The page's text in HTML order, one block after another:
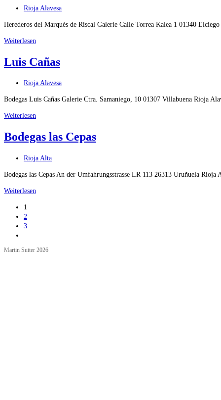
Beitrags-
Rioja Alavesa
Herederos del Marqués de Riscal Galerie Calle Torrea Kalea 1 01340
Weiterlesen
Riscal
Luis Cañas
Beitrags-
Rioja Alavesa
Bodegas Luis Cañas Galerie Ctra. Samaniego, 10 01307 Villabuena Rioja
Weiterlesen
Bodegas las Cepas
Beitrags-
Rioja Alta
Bodegas las Cepas An der Umfahrungsstrasse LR 113 26313 Uruñuela
Weiterlesen
1
2
3
Seite
Martin Sutter 2026